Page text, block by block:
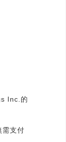
Inc.的
支付